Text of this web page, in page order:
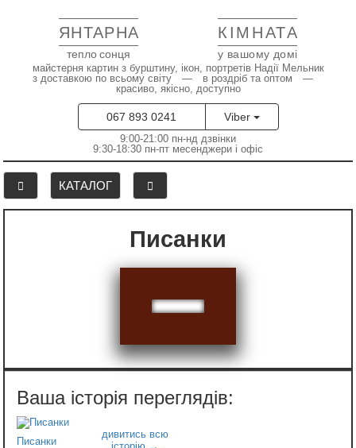
ЯНТАРНА КІМНАТА
тепло сонця у вашому домі
майстерня картин з бурштину, ікон, портретів Надії Мельник
з доставкою по всьому світу — в роздріб та оптом —
красиво, якісно, доступно
067 893 0241 Viber
9:00-21:00 пн-нд дзвінки
9:30-18:30 пн-пт месенджери і офіс
КАТАЛОГ
Писанки
Писанки